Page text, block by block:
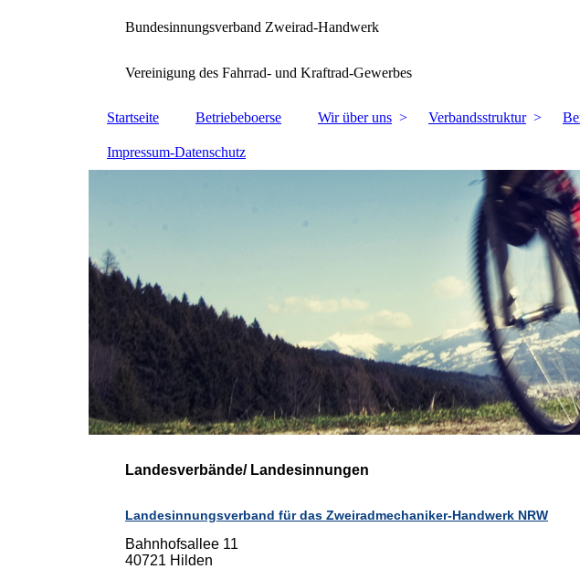
Bundesinnungsverband Zweirad-Handwerk
Vereinigung des Fahrrad- und Kraftrad-Gewerbes
Startseite Betriebeboerse Wir über uns Verbandsstruktur
Impressum-Datenschutz
Landesverbände/ Landesinnungen
Landesinnungsverband für das Zweiradmechaniker-Handwerk NRW
Bahnhofsallee 11
40721 Hilden